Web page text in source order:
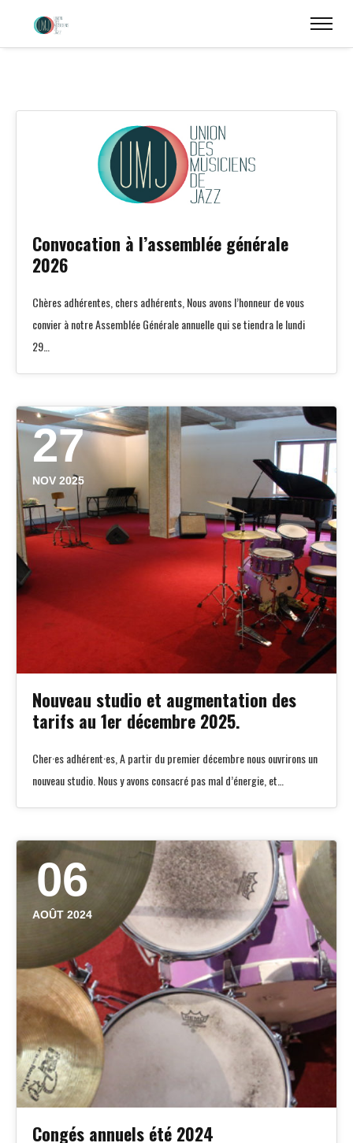
Convocation à l’assemblée générale
2026
Chères adhérentes, chers adhérents, Nous avons l’honneur de vous
convier à notre Assemblée Générale annuelle qui se tiendra le lundi
29…
27
NOV 2025
Nouveau studio et augmentation des
tarifs au 1er décembre 2025.
Cher·es adhérent·es, A partir du premier décembre nous ouvrirons un
nouveau studio. Nous y avons consacré pas mal d’énergie, et…
06
AOÛT 2024
Congés annuels été 2024